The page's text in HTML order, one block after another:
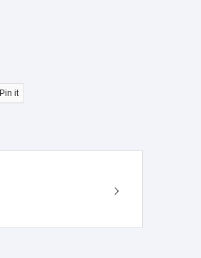
Pin it